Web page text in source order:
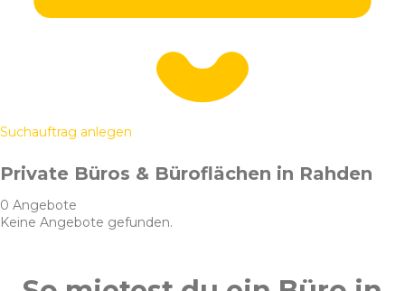
Suchauftrag anlegen
Private Büros & Büroflächen in Rahden
0 Angebote
Keine Angebote gefunden.